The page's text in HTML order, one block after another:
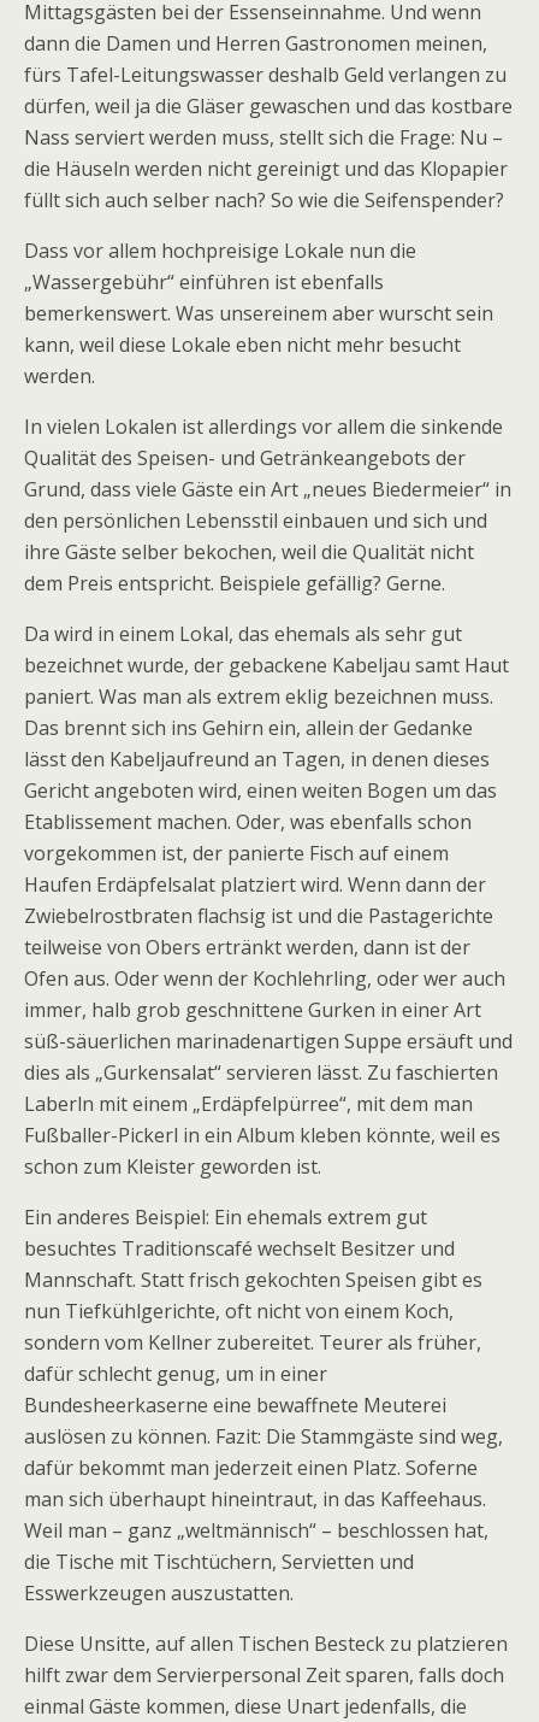
Mittagsgästen bei der Essenseinnahme. Und wenn
dann die Damen und Herren Gastronomen meinen,
fürs Tafel-Leitungswasser deshalb Geld verlangen zu
dürfen, weil ja die Gläser gewaschen und das kostbare
Nass serviert werden muss, stellt sich die Frage: Nu –
die Häuseln werden nicht gereinigt und das Klopapier
füllt sich auch selber nach? So wie die Seifenspender?
Dass vor allem hochpreisige Lokale nun die
„Wassergebühr“ einführen ist ebenfalls
bemerkenswert. Was unsereinem aber wurscht sein
kann, weil diese Lokale eben nicht mehr besucht
werden.
In vielen Lokalen ist allerdings vor allem die sinkende
Qualität des Speisen- und Getränkeangebots der
Grund, dass viele Gäste ein Art „neues Biedermeier“ in
den persönlichen Lebensstil einbauen und sich und
ihre Gäste selber bekochen, weil die Qualität nicht
dem Preis entspricht. Beispiele gefällig? Gerne.
Da wird in einem Lokal, das ehemals als sehr gut
bezeichnet wurde, der gebackene Kabeljau samt Haut
paniert. Was man als extrem eklig bezeichnen muss.
Das brennt sich ins Gehirn ein, allein der Gedanke
lässt den Kabeljaufreund an Tagen, in denen dieses
Gericht angeboten wird, einen weiten Bogen um das
Etablissement machen. Oder, was ebenfalls schon
vorgekommen ist, der panierte Fisch auf einem
Haufen Erdäpfelsalat platziert wird. Wenn dann der
Zwiebelrostbraten flachsig ist und die Pastagerichte
teilweise von Obers ertränkt werden, dann ist der
Ofen aus. Oder wenn der Kochlehrling, oder wer auch
immer, halb grob geschnittene Gurken in einer Art
süß-säuerlichen marinadenartigen Suppe ersäuft und
dies als „Gurkensalat“ servieren lässt. Zu faschierten
Laberln mit einem „Erdäpfelpürree“, mit dem man
Fußballer-Pickerl in ein Album kleben könnte, weil es
schon zum Kleister geworden ist.
Ein anderes Beispiel: Ein ehemals extrem gut
besuchtes Traditionscafé wechselt Besitzer und
Mannschaft. Statt frisch gekochten Speisen gibt es
nun Tiefkühlgerichte, oft nicht von einem Koch,
sondern vom Kellner zubereitet. Teurer als früher,
dafür schlecht genug, um in einer
Bundesheerkaserne eine bewaffnete Meuterei
auslösen zu können. Fazit: Die Stammgäste sind weg,
dafür bekommt man jederzeit einen Platz. Soferne
man sich überhaupt hineintraut, in das Kaffeehaus.
Weil man – ganz „weltmännisch“ – beschlossen hat,
die Tische mit Tischtüchern, Servietten und
Esswerkzeugen auszustatten.
Diese Unsitte, auf allen Tischen Besteck zu platzieren
hilft zwar dem Servierpersonal Zeit sparen, falls doch
einmal Gäste kommen, diese Unart jedenfalls, die